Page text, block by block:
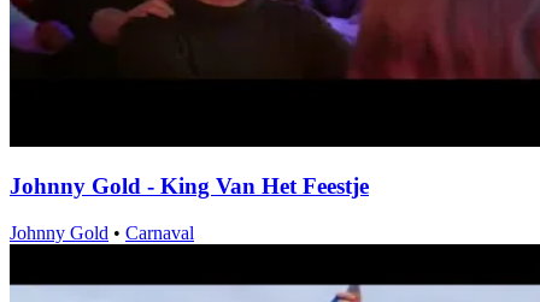
Johnny Gold - King Van Het Feestje
Johnny Gold • Carnaval